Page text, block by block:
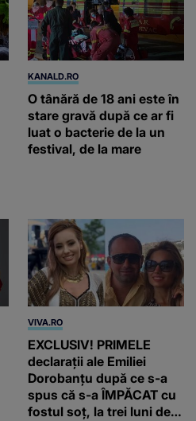
KANALD.RO
O tânără de 18 ani este în
stare gravă după ce ar fi
luat o bacterie de la un
festival, de la mare
VIVA.RO
EXCLUSIV! PRIMELE
declarații ale Emiliei
Dorobanțu după ce s-a
spus că s-a ÎMPĂCAT cu
fostul soț, la trei luni de